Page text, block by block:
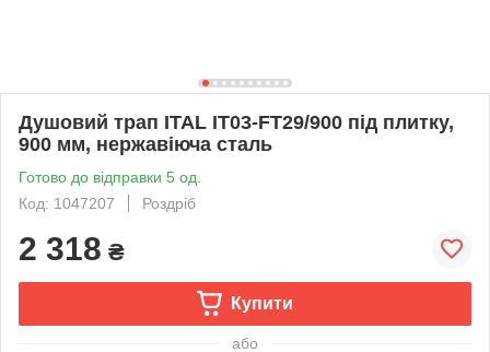
Душовий трап ITAL IT03-FT29/900 під плитку,
900 мм, нержавіюча сталь
Готово до відправки 5 од.
Код: 1047207
Роздріб
2 318 ₴
Купити
або